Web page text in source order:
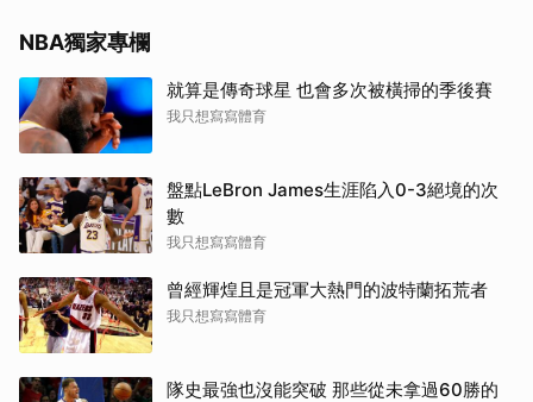
NBA獨家專欄
就算是傳奇球星 也會多次被橫掃的季後賽
我只想寫寫體育
盤點LeBron James生涯陷入0-3絕境的次
數
我只想寫寫體育
曾經輝煌且是冠軍大熱門的波特蘭拓荒者
我只想寫寫體育
隊史最強也沒能突破 那些從未拿過60勝的